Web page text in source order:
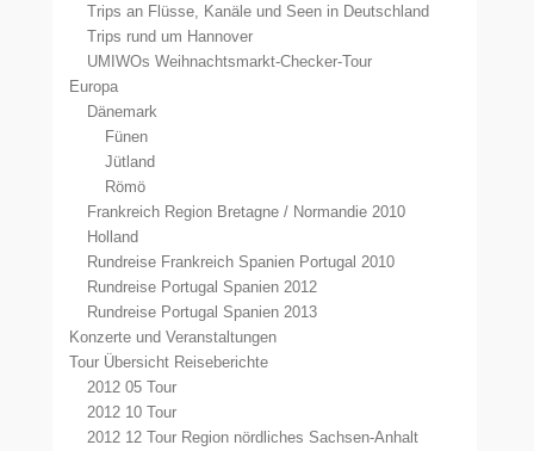
Trips an Flüsse, Kanäle und Seen in Deutschland
Trips rund um Hannover
UMIWOs Weihnachtsmarkt-Checker-Tour
Europa
Dänemark
Fünen
Jütland
Römö
Frankreich Region Bretagne / Normandie 2010
Holland
Rundreise Frankreich Spanien Portugal 2010
Rundreise Portugal Spanien 2012
Rundreise Portugal Spanien 2013
Konzerte und Veranstaltungen
Tour Übersicht Reiseberichte
2012 05 Tour
2012 10 Tour
2012 12 Tour Region nördliches Sachsen-Anhalt